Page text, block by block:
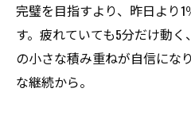
完璧を目指すより、昨日より
す。疲れていても5分だけ動
の小さな積み重ねが自信にな
な継続から。